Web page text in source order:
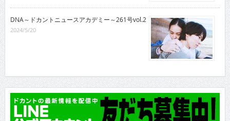
DNA～ドカントニュースアカデミー～261号vol.2
2024/5/20